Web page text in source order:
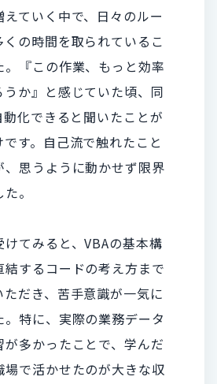
ていく中で、日々のルー
の時間を取られているこ
。『この作業、もっと効率
か』と感じていた頃、同
化できると聞いたことが
す。自己流で触れたこと
、思うように動かせず限界
。
てみると、VBAの基本構
するコードの考え方まで
だき、苦手意識が一気に
特に、実際の業務データ
多かったことで、学んだ
場で活かせたのが大きな収